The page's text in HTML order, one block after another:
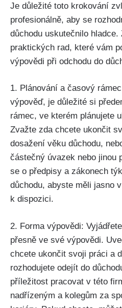
Je důležité ⁤toto ​krokování
profesionálně, aby se
důchodu uskutečnilo hladce.
praktických rad, které vám
výpovědi při ‍odchodu do
1. Plánování a časový
výpověď, je důležité si
rámec, ve kterém ​plánujete
‌Zvažte⁢ zda chcete‍ ukončit
dosažení věku důchodu,⁤
částečný úvazek nebo jinou
se ⁢o předpisy a zákonech
důchodu, abyste měli jasno
k dispozici.
2. Forma výpovědi:
přesně ve ⁣své výpovědi.
chcete ukončit svoji práci a
rozhodujete ‍odejít ‌do
příležitost pracovat v této⁤
nadřízeným a‌ kolegům za​